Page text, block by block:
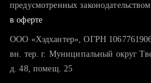
предусмотренных
в оферте
ООО «Хэдхантер», ОГРН
вн. тер. г. Муниципальный округ
д. 48, помещ. 25